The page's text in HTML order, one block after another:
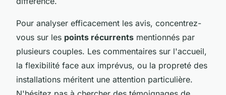
Pour analyser efficacement les avis, concentrez-
vous sur les points récurrents mentionnés par
plusieurs couples. Les commentaires sur l'accueil,
la flexibilité face aux imprévus, ou la propreté des
installations méritent une attention particulière.